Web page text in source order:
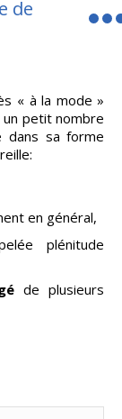
de
« à la mode »
petit nombre
dans sa forme
en général,
plénitude
de plusieurs